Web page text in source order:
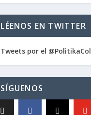
LÉENOS EN TWITTER
Tweets por el
SÍGUENOS